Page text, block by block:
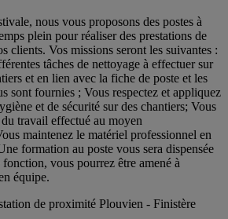
nous vous proposons des postes à
plein pour réaliser des prestations de
clients. Vos missions seront les suivantes :
tâches de nettoyage à effectuer sur
et en lien avec la fiche de poste et les
sont fournies ; Vous respectez et appliquez
et de sécurité sur des chantiers; Vous
travail effectué au moyen
maintenez le matériel professionnel en
formation au poste vous sera dispensée
vous pourrez être amené à
équipe.
de proximité Plouvien - Finistère